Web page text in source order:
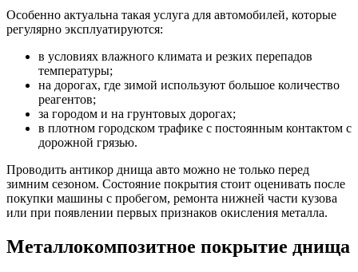
Особенно актуальна такая услуга для автомобилей, которые
регулярно эксплуатируются:
в условиях влажного климата и резких перепадов
температуры;
на дорогах, где зимой используют большое количество
реагентов;
за городом и на грунтовых дорогах;
в плотном городском трафике с постоянным контактом с
дорожной грязью.
Проводить антикор днища авто можно не только перед
зимним сезоном. Состояние покрытия стоит оценивать после
покупки машины с пробегом, ремонта нижней части кузова
или при появлении первых признаков окисления металла.
Металлокомпозитное покрытие днища